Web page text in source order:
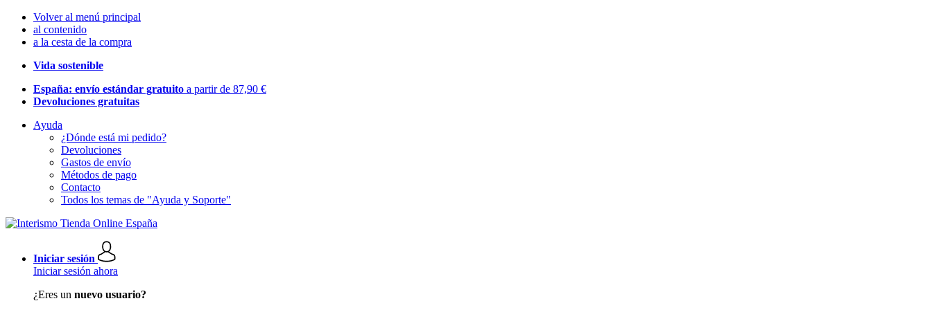
Volver al menú principal
al contenido
a la cesta de la compra
Vida sostenible
España: envío estándar gratuito a partir de 87,90 €
Devoluciones gratuitas
Ayuda
¿Dónde está mi pedido?
Devoluciones
Gastos de envío
Métodos de pago
Contacto
Todos los temas de "Ayuda y Soporte"
Iniciar sesión
Iniciar sesión ahora
¿Eres un nuevo usuario?